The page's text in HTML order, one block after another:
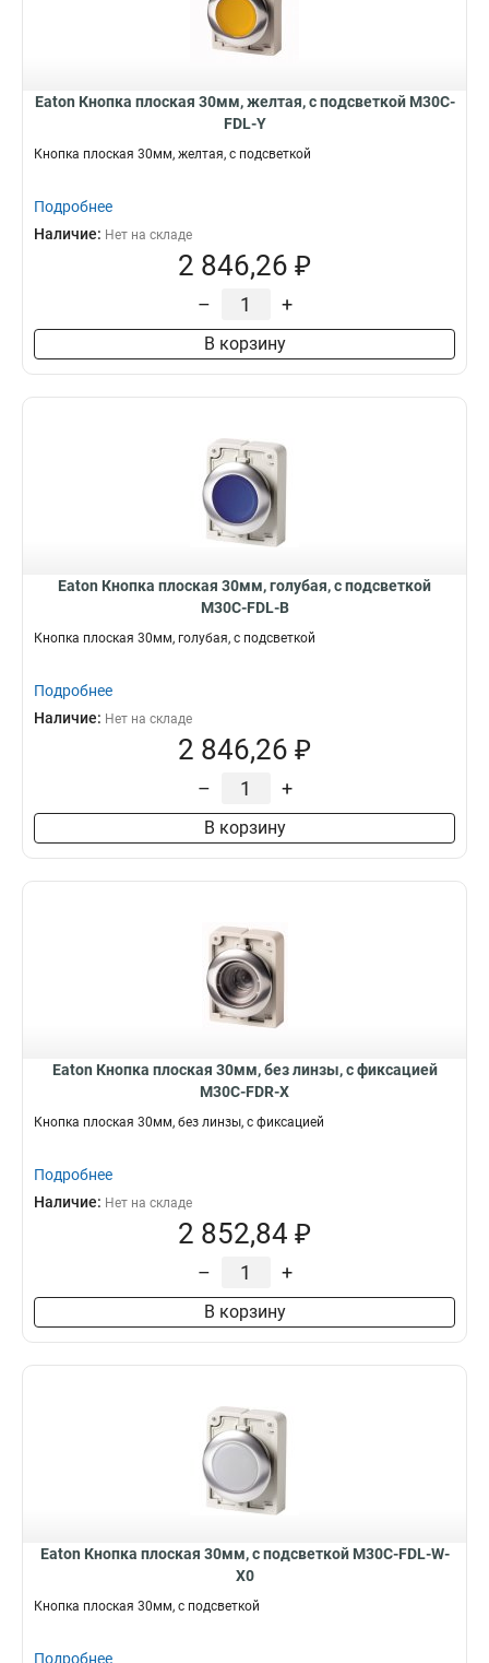
Eaton Кнопка плоская 30мм, желтая, с подсветкой M30C-
FDL-Y
Кнопка плоская 30мм, желтая, с подсветкой
Подробнее
Наличие: Нет на складе
2 846,26 ₽
– +
В корзину
Eaton Кнопка плоская 30мм, голубая, с подсветкой
M30C-FDL-B
Кнопка плоская 30мм, голубая, с подсветкой
Подробнее
Наличие: Нет на складе
2 846,26 ₽
– +
В корзину
Eaton Кнопка плоская 30мм, без линзы, с фиксацией
M30C-FDR-X
Кнопка плоская 30мм, без линзы, с фиксацией
Подробнее
Наличие: Нет на складе
2 852,84 ₽
– +
В корзину
Eaton Кнопка плоская 30мм, с подсветкой M30C-FDL-W-
X0
Кнопка плоская 30мм, с подсветкой
Подробнее